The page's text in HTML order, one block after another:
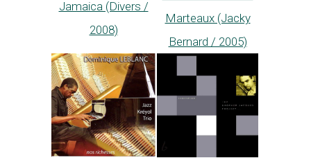
Jamaica (Divers /
2008)
Marteaux (Jacky
Bernard / 2005)